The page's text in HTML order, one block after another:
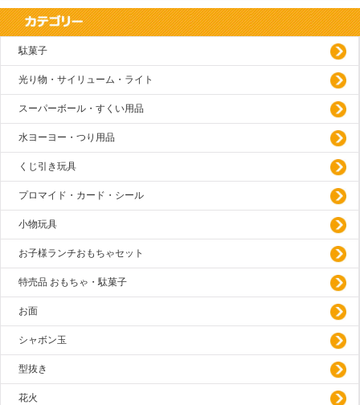
駄菓子
光り物・サイリューム・ライト
スーパーボール・すくい用品
水ヨーヨー・つり用品
くじ引き玩具
プロマイド・カード・シール
小物玩具
お子様ランチおもちゃセット
特売品 おもちゃ・駄菓子
お面
シャボン玉
型抜き
花火